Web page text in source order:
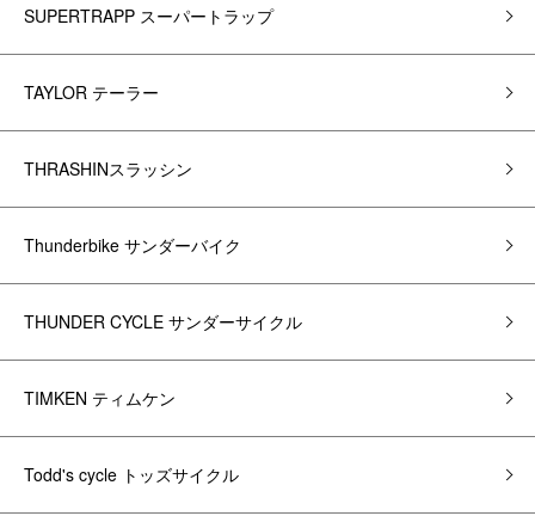
SUPERTRAPP スーパートラップ
TAYLOR テーラー
THRASHINスラッシン
Thunderbike サンダーバイク
THUNDER CYCLE サンダーサイクル
TIMKEN ティムケン
Todd's cycle トッズサイクル